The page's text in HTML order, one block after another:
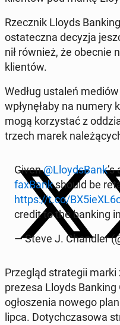
Rzecz­nik Lloyds
osta­tecz­na decyzja
nił również, że obecnie
klien­tów.
Według ustaleń
wpły­nę­ła­by na numery
mogą ko­rzy­stać z
trzech marek
Given@Lloyds­Bank
fa­xBankshould be
https://t.co/
credit to the banking
— Steve J. Chan­dler
Prze­gląd stra­te­gii
prezesa Lloyds Banking
ogło­sze­nia nowego
lipca. Do­tych­cza­so­wa